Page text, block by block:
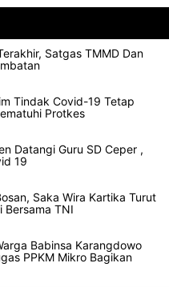
Satgas TMMD Dan
Tindak Covid-19 Tetap
Protkes
Datangi Guru SD Ceper ,
19
Saka Wira Kartika Turut
Bersama TNI
Babinsa Karangdowo
PPKM Mikro Bagikan